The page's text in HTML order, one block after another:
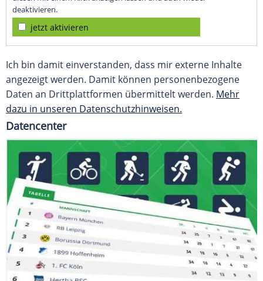
deaktivieren.
jetzt aktivieren
Ich bin damit einverstanden, dass mir externe Inhalte
angezeigt werden. Damit können personenbezogene
Daten an Drittplattformen übermittelt werden. Mehr
dazu in unseren Datenschutzhinweisen.
Datencenter